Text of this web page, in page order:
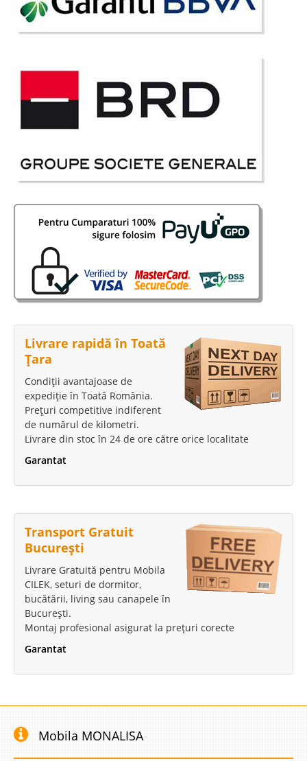
Pret Redus5.250 Lei
In Stoc
Vezi Detalii
-42%
Coltar extensibil mare 3 + 2 locuri
Coltare extensibile moderne elegante velvet Perissa grena ⭐ Transport
Gratuit Bucuresti Gama de canapele si coltare moderne a fost completata
cu un model nou de senzatie. Coltarul mare Perissa este un model elegant
Compara
9.534 Lei
Saltea Magic 5 Zone de Confort cu arcuri impachetate 160x200 Pocket
individual a fost proiectata pentru a fi prietenoasa cu anatomia corpului
Livrare rapidă în Toată
Țara
Condiții avantajoase de
expediție în Toată România.
Prețuri competitive indiferent
de numărul de kilometri.
Livrare din stoc în 24 de ore către orice localitate
Garantat
Transport Gratuit
București
Livrare Gratuită pentru Mobila
CILEK, seturi de dormitor,
bucătării, living sau canapele în
București.
Montaj profesional asigurat la prețuri corecte
Garantat
Mobila MONALISA